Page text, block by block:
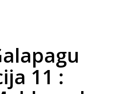
11 :